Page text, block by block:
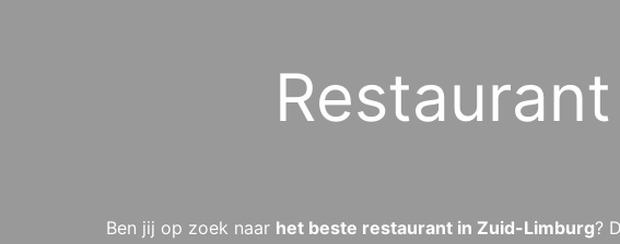
Ben jij op zoek naar het beste restaurant in Zuid-Limburg?